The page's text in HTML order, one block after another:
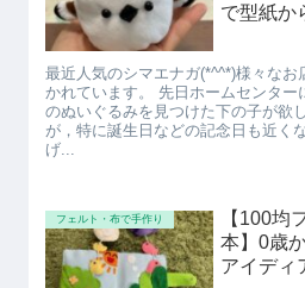
で型紙か
最近人気のシマエナガ(*^^*)様々なお
かれています。 先日ホームセンター
のぬいぐるみを見つけた下の子が欲
が，特に誕生日などの記念日も近く
げ...
フェルト・布で手作り
【100均
本】0歳
アイデ